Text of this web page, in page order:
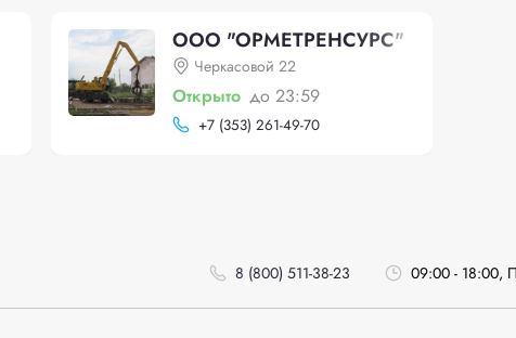
ООО "ОРМЕТРЕНСУРС"
Черкасовой 22
Открыто до 23:59
+7 (353) 261-49-70
8 (800) 511-38-23 09:00 - 18:00,